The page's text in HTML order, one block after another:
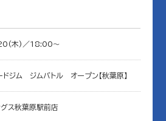
木)／18:00〜
ドジム ジムバトル オープン【秋葉原】
グス秋葉原駅前店